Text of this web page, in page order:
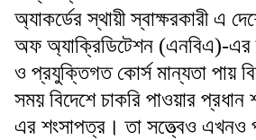
অ্যাকর্ডের স্থায়ী স্বাক্ষরকারী এ
অফ অ্যাক্রিডিটেশন (এনবিএ)-এর
ও প্রযুক্তিগত কোর্স মান্যতা পায়
সময় বিদেশে চাকরি পাওয়ার
এর শংসাপত্র। তা সত্ত্বেও এখনও